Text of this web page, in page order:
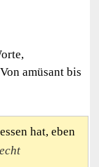
amüsant bis
hat, eben